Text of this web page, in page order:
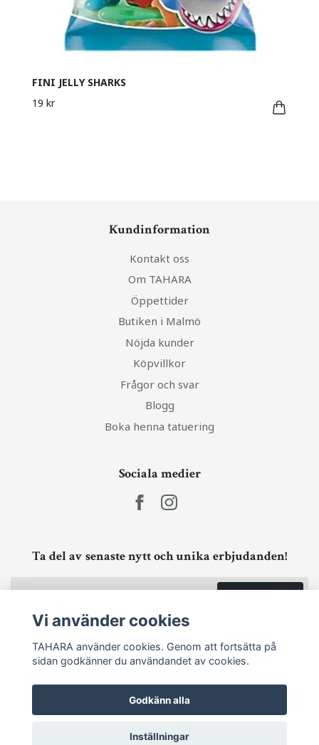
FINI JELLY SHARKS
19 kr
Kundinformation
Kontakt oss
Om TAHARA
Öppettider
Butiken i Malmö
Nöjda kunder
Köpvillkor
Frågor och svar
Blogg
Boka henna tatuering
Sociala medier
Ta del av senaste nytt och unika erbjudanden!
Vi använder cookies
TAHARA använder cookies. Genom att fortsätta på
sidan godkänner du användandet av cookies.
Godkänn alla
Inställningar